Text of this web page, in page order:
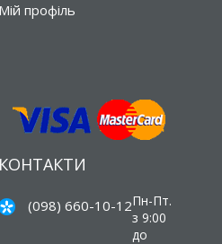
Мій профіль
КОНТАКТИ
(098) 660-10-12Пн-Пт.
з 9:00
до